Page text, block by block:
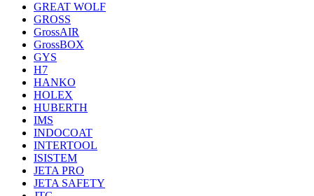
GREAT WOLF
GROSS
GrossAIR
GrossBOX
GYS
H7
HANKO
HOLEX
HUBERTH
IMS
INDOCOAT
INTERTOOL
ISISTEM
JETA PRO
JETA SAFETY